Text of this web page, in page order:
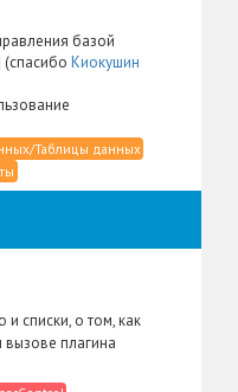
базой
(спасибо Киокушин
Таблицы данных
пакета Zion
(спасибо
списки, о том, как
вызове плагина